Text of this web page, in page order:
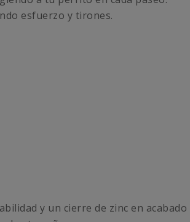
esfuerzo y tirones.
y un cierre de zinc en